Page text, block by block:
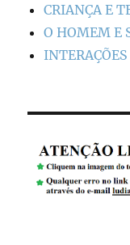
CRIANÇA E
O HOMEM E